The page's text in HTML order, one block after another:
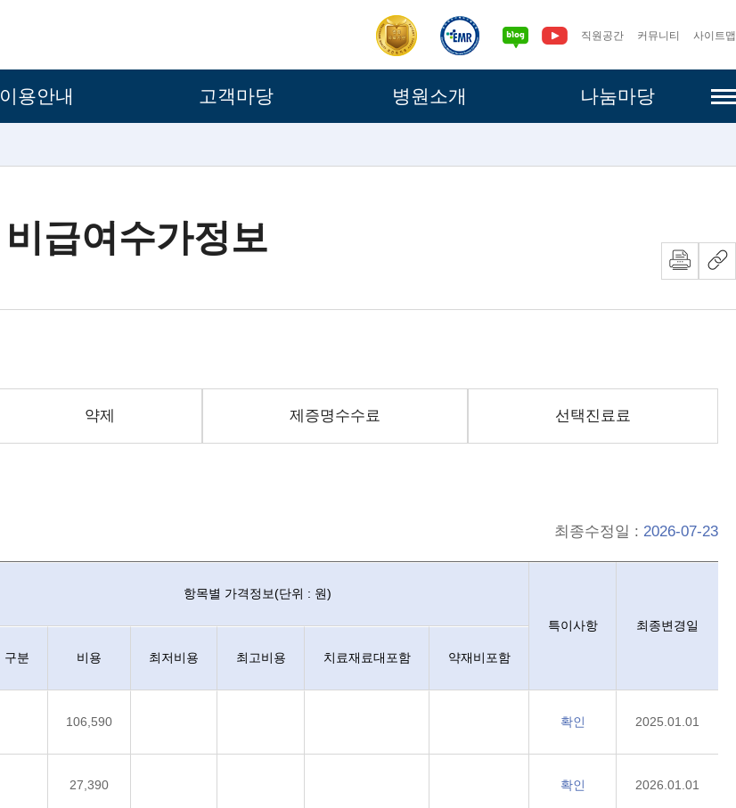
직원공간 커뮤니티 사이트맵
이용안내 고객마당 병원소개 나눔마당
비급여수가정보
약제 제증명수수료 선택진료료
최종수정일 : 2026-07-23
항목별 가격정보(단위 : 원)
특이사항 최종변경일
구분 비용 최저비용 최고비용 치료재료대포함 약재비포함
106,590 확인 2025.01.01
27,390 확인 2026.01.01